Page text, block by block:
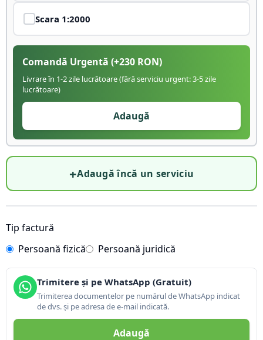
Scara 1:2000
Comandă Urgentă (+230 RON)
Livrare în 1-2 zile lucrătoare (fără serviciu urgent: 3-5 zile
lucrătoare)
Adaugă
+Adaugă încă un serviciu
Tip factură
Persoană fizică
Persoană juridică
Trimitere și pe WhatsApp (Gratuit)
Trimiterea documentelor pe numărul de WhatsApp indicat
de dvs. și pe adresa de e-mail indicată.
Adaugă